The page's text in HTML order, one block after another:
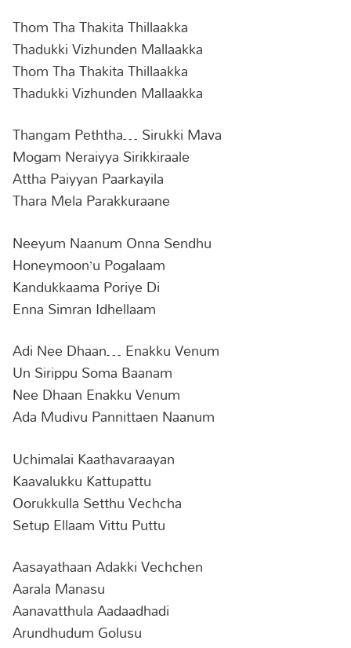
Thom Tha Thakita Thillaakka
Thadukki Vizhunden Mallaakka
Thom Tha Thakita Thillaakka
Thadukki Vizhunden Mallaakka
Thangam Peththa… Sirukki Mava
Mogam Neraiyya Sirikkiraale
Attha Paiyyan Paarkayila
Thara Mela Parakkuraane
Neeyum Naanum Onna Sendhu
Honeymoon’u Pogalaam
Kandukkaama Poriye Di
Enna Simran Idhellaam
Adi Nee Dhaan… Enakku Venum
Un Sirippu Soma Baanam
Nee Dhaan Enakku Venum
Ada Mudivu Pannittaen Naanum
Uchimalai Kaathavaraayan
Kaavalukku Kattupattu
Oorukkulla Setthu Vechcha
Setup Ellaam Vittu Puttu
Aasayathaan Adakki Vechchen
Aarala Manasu
Aanavatthula Aadaadhadi
Arundhudum Golusu